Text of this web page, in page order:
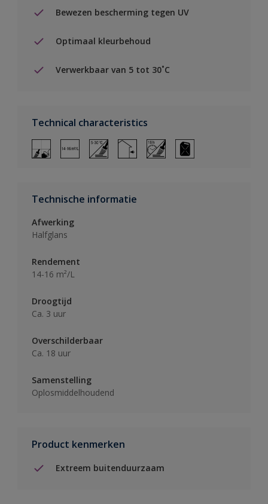
Bewezen bescherming tegen UV
Optimaal kleurbehoud
Verwerkbaar van 5 tot 30˚C
Technical characteristics
Technische informatie
Afwerking
Halfglans
Rendement
14-16 m²/L
Droogtijd
Ca. 3 uur
Overschilderbaar
Ca. 18 uur
Samenstelling
Oplosmiddelhoudend
Product kenmerken
Extreem buitenduurzaam